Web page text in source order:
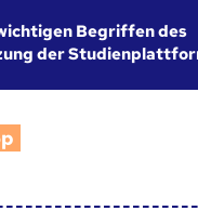
Begriffen des
der